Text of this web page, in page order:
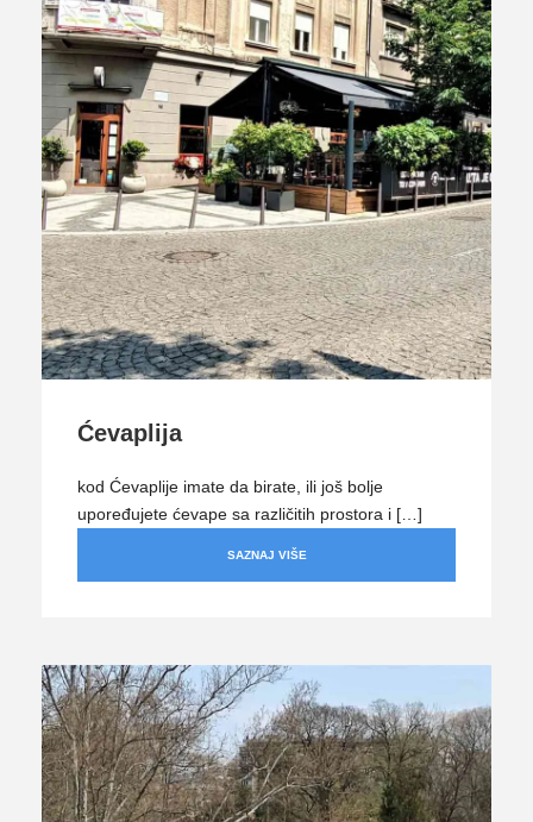
Ćevaplija
kod Ćevaplije imate da birate, ili još bolje
upoređujete ćevape sa različitih prostora i […]
SAZNAJ VIŠE